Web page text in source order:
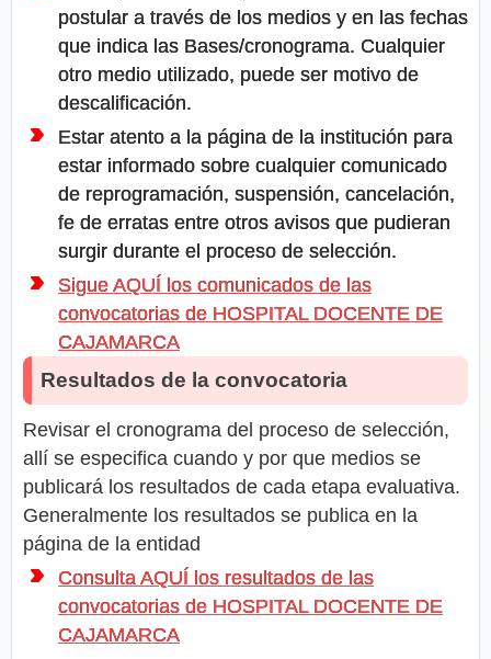
postular a través de los medios y en las fechas
que indica las Bases/cronograma. Cualquier
otro medio utilizado, puede ser motivo de
descalificación.
Estar atento a la página de la institución para
estar informado sobre cualquier comunicado
de reprogramación, suspensión, cancelación,
fe de erratas entre otros avisos que pudieran
surgir durante el proceso de selección.
Sigue AQUÍ los comunicados de las
convocatorias de HOSPITAL DOCENTE DE
CAJAMARCA
Resultados de la convocatoria
Revisar el cronograma del proceso de selección,
allí se especifica cuando y por que medios se
publicará los resultados de cada etapa evaluativa.
Generalmente los resultados se publica en la
página de la entidad
Consulta AQUÍ los resultados de las
convocatorias de HOSPITAL DOCENTE DE
CAJAMARCA